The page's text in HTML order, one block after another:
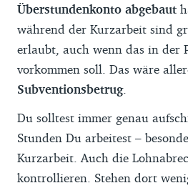
Überstundenkonto abgebaut
während der Kurzarbeit sind
erlaubt, auch wenn das in der
vorkommen soll. Das wäre
Subventionsbetrug.
Du solltest immer genau
Stunden Du arbeitest –
Kurzarbeit. Auch die
kontrollieren. Stehen dort